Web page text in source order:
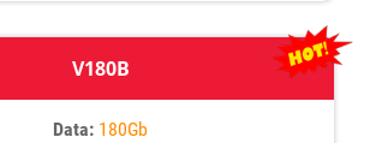
V180B
Data: 180Gb